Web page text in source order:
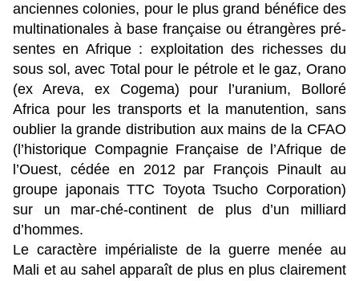
anciennes colonies, pour le plus grand bénéfice des
multinationales à base française ou étrangères pré-
sentes en Afrique : exploitation des richesses du
sous sol, avec Total pour le pétrole et le gaz, Orano
(ex Areva, ex Cogema) pour l’uranium, Bolloré
Africa pour les transports et la manutention, sans
oublier la grande distribution aux mains de la CFAO
(l’historique Compagnie Française de l’Afrique de
l’Ouest, cédée en 2012 par François Pinault au
groupe japonais TTC Toyota Tsucho Corporation)
sur un mar-ché-continent de plus d’un milliard
d’hommes.
Le caractère impérialiste de la guerre menée au
Mali et au sahel apparaît de plus en plus clairement